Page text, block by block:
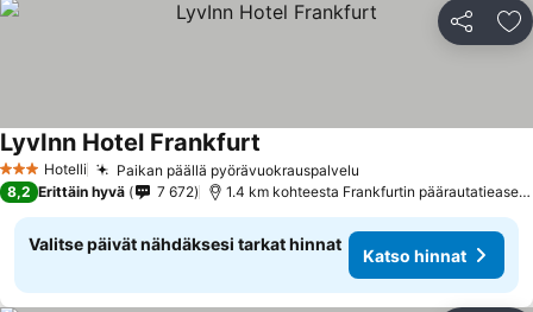
Jaa
3 Tähtiluokitus
Hotelli Paikan päällä pyörävuokrauspalvelu
LyvInn Hotel Frankfurt
8,2 Erittäin hyvä 7 672 1.4 km kohteesta Frankfurtin
Valitse päivät nähdäksesi tarkat hinnat
Katso hinnat